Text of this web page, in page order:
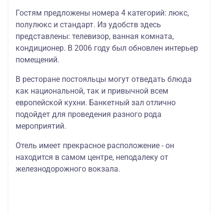
Гостям предложены номера 4 категорий: люкс,
полулюкс и стандарт. Из удобств здесь
представлены: телевизор, ванная комната,
кондиционер. В 2006 году был обновлен интерьер
помещений.
В ресторане постояльцы могут отведать блюда
как национальной, так и привычной всем
европейской кухни. Банкетный зал отлично
подойдет для проведения разного рода
мероприятий.
Отель имеет прекрасное расположение - он
находится в самом центре, неподалеку от
железнодорожного вокзала.